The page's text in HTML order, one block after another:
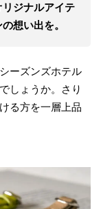
ジナルアイテ
想い出を。
ーズンズホテル
しょうか。さり
る方を一層上品